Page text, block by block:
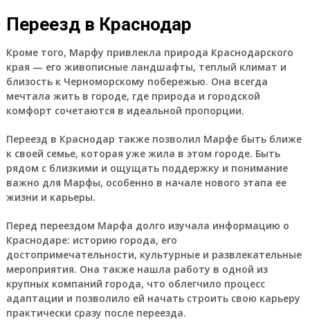
Переезд в Краснодар
Кроме того, Марфу привлекла природа Краснодарского
края — его живописные ландшафты, теплый климат и
близость к Черноморскому побережью. Она всегда
мечтала жить в городе, где природа и городской
комфорт сочетаются в идеальной пропорции.
Переезд в Краснодар также позволил Марфе быть ближе
к своей семье, которая уже жила в этом городе. Быть
рядом с близкими и ощущать поддержку и понимание
важно для Марфы, особенно в начале нового этапа ее
жизни и карьеры.
Перед переездом Марфа долго изучала информацию о
Краснодаре: историю города, его
достопримечательности, культурные и развлекательные
мероприятия. Она также нашла работу в одной из
крупных компаний города, что облегчило процесс
адаптации и позволило ей начать строить свою карьеру
практически сразу после переезда.